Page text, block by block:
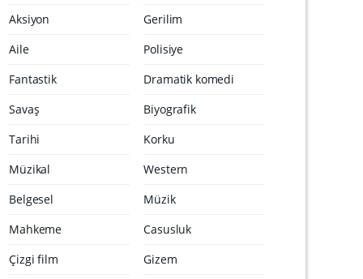
Aksiyon
Gerilim
Aile
Polisiye
Fantastik
Dramatik komedi
Savaş
Biyografik
Tarihi
Korku
Müzikal
Western
Belgesel
Müzik
Mahkeme
Casusluk
Çizgi film
Gizem